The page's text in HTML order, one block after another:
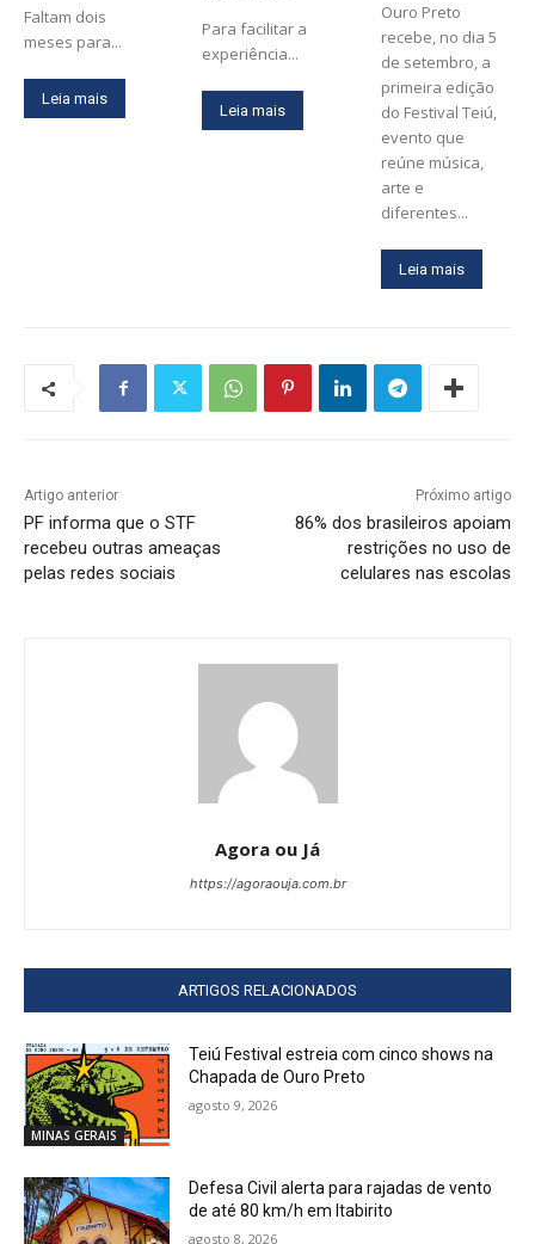
Faltam dois
meses para...
Leia mais
Para facilitar a
experiência...
Leia mais
Ouro Preto
recebe, no dia 5
de setembro, a
primeira edição
do Festival Teiú,
evento que
reúne música,
arte e
diferentes...
Leia mais
Artigo anterior
PF informa que o STF
recebeu outras ameaças
pelas redes sociais
Próximo artigo
86% dos brasileiros apoiam
restrições no uso de
celulares nas escolas
Agora ou Já
https://agoraouja.com.br
ARTIGOS RELACIONADOS
MINAS GERAIS
Teiú Festival estreia com cinco shows na
Chapada de Ouro Preto
agosto 9, 2026
Defesa Civil alerta para rajadas de vento
de até 80 km/h em Itabirito
agosto 8, 2026